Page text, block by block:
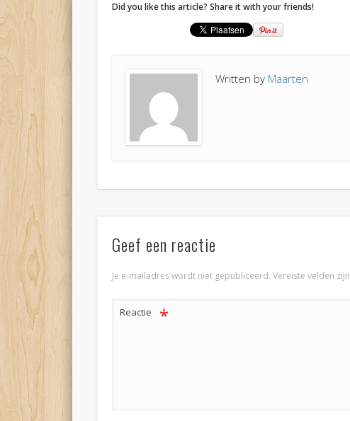
Did you like this article? Share it with your friends!
Written by Maarten
Geef een reactie
Je e-mailadres wordt niet gepubliceerd. Vereiste velden
Reactie *